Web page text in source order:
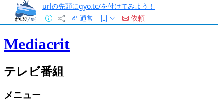
urlの先頭にgyo.tc/を付けてみよう！
通常
依頼